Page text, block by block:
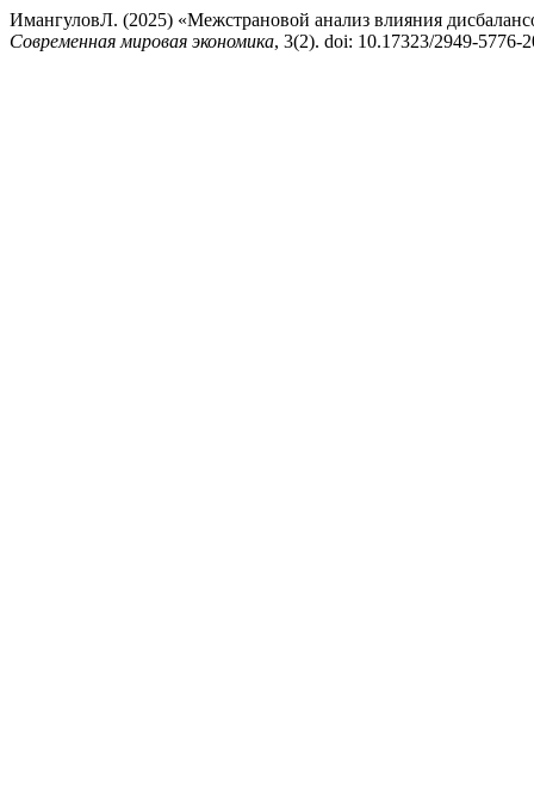
ИмангуловЛ. (2025) «Межстрановой анализ влияния
Современная мировая экономика, 3(2). doi: 10.17323/2949-5776-